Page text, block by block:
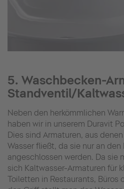
5. Waschbecken-
Standventil/
Neben den herkömmlichen
haben wir in unserem Duravit
Dies sind Armaturen, aus
Wasser fließt, da sie nur an
angeschlossen werden. Da sie
sich Kaltwasser-Armaturen für
Toiletten in Restaurants, Büros